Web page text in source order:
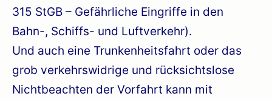
315 StGB – Gefährliche Eingriffe in den
Bahn-, Schiffs- und Luftverkehr).
Und auch eine Trunkenheitsfahrt oder das
grob verkehrswidrige und rücksichtslose
Nichtbeachten der Vorfahrt kann mit